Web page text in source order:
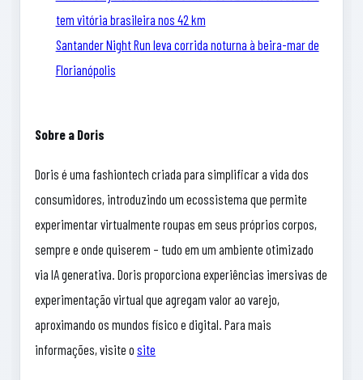
tem vitória brasileira nos 42 km
Santander Night Run leva corrida noturna à beira-mar de
Florianópolis
Sobre a Doris
Doris é uma fashiontech criada para simplificar a vida dos
consumidores, introduzindo um ecossistema que permite
experimentar virtualmente roupas em seus próprios corpos,
sempre e onde quiserem – tudo em um ambiente otimizado
via IA generativa. Doris proporciona experiências imersivas de
experimentação virtual que agregam valor ao varejo,
aproximando os mundos físico e digital. Para mais
informações, visite o site